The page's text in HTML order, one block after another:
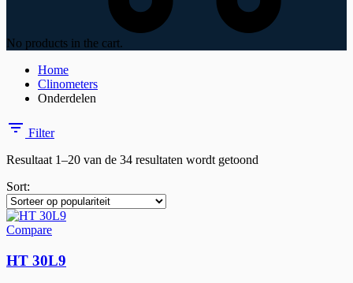
No products in the cart.
Home
Clinometers
Onderdelen
Filter
Resultaat 1–20 van de 34 resultaten wordt getoond
Sort:
Compare
HT 30L9